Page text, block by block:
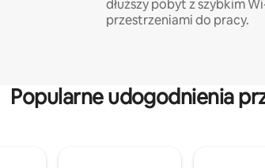
dłuższy pobyt z szybkim
przestrzeniami do pracy.
Popularne udogodnienia